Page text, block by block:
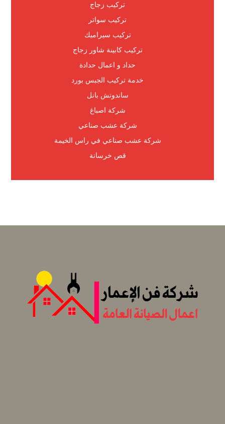
تركيب زجاج
تركيب سواتر
تركيب سيراميك
تركيب كابينة شاور زجاج
حداد و اعمال حدادة
خدمة تركيب الجبس بورد
ساندوتش بانل
شركة اصباغ
شركة عشب صناعي
شركة عشب صناعي في راس الخيمة
قص خرسانة